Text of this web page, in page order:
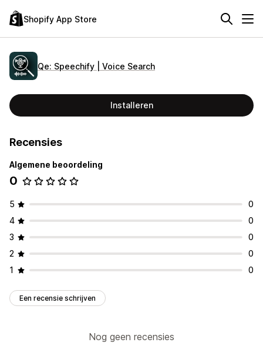
Shopify App Store
Qe: Speechify | Voice Search
Installeren
Recensies
Algemene beoordeling
0
5
0
4
0
3
0
2
0
1
0
Een recensie schrijven
Nog geen recensies